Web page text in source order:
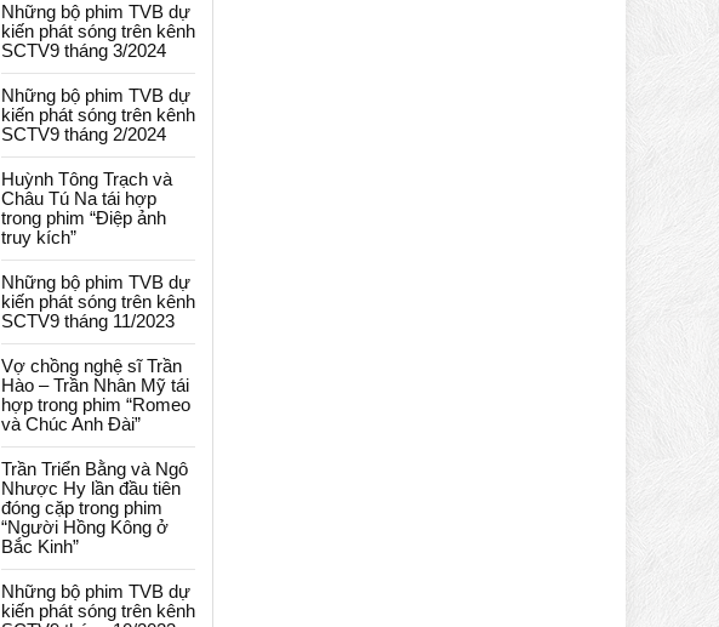
Những bộ phim TVB dự
kiến phát sóng trên kênh
SCTV9 tháng 3/2024
Những bộ phim TVB dự
kiến phát sóng trên kênh
SCTV9 tháng 2/2024
Huỳnh Tông Trạch và
Châu Tú Na tái hợp
trong phim “Điệp ảnh
truy kích”
Những bộ phim TVB dự
kiến phát sóng trên kênh
SCTV9 tháng 11/2023
Vợ chồng nghệ sĩ Trần
Hào – Trần Nhân Mỹ tái
hợp trong phim “Romeo
và Chúc Anh Đài”
Trần Triển Bằng và Ngô
Nhược Hy lần đầu tiên
đóng cặp trong phim
“Người Hồng Kông ở
Bắc Kinh”
Những bộ phim TVB dự
kiến phát sóng trên kênh